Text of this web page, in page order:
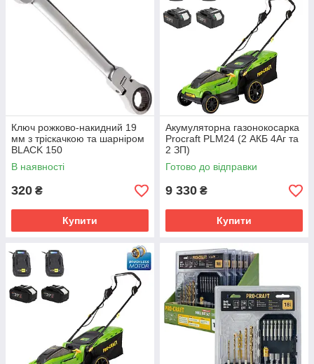
Ключ рожково-накидний 19
мм з тріскачкою та шарніром
BLACK 150
В наявності
320 ₴
Купити
Акумуляторна газонокосарка
Procraft PLM24 (2 АКБ 4Аг та
2 ЗП)
Готово до відправки
9 330 ₴
Купити